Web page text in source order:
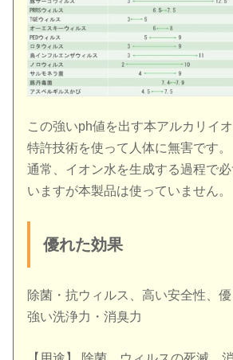
この強いph値を出す本アルカリイ
特許技術を使って人体に無害です。
通常、イオン水を生成する過程で
いますが本製品は使っていません。
優れた効果
除菌・抗ウィルス、高い安全性、優
強い洗浄力・消臭力